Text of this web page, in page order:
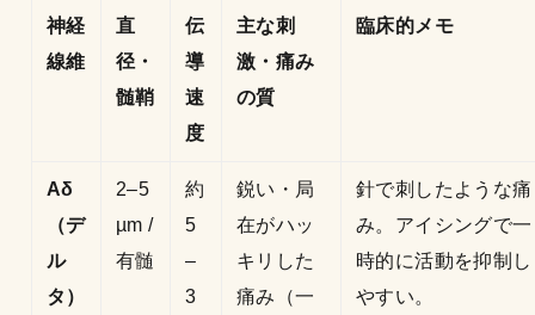
神経
線維
直
径・
髄鞘
伝
導
速
度
主な刺
激・痛み
の質
臨床的メモ
Aδ
（デ
ル
タ）
2–5
µm /
有髄
約
5
–
3
鋭い・局
在がハッ
キリした
痛み（一
針で刺したような痛
み。アイシングで一
時的に活動を抑制し
やすい。